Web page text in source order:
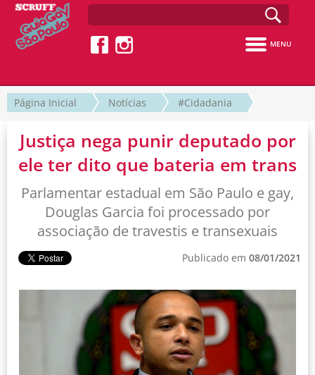
MENU
Página Inicial Notícias #Cidadania
Justiça nega punir deputado por
ele ter dito que bateria em trans
Parlamentar estadual em São Paulo e gay,
Douglas Garcia foi processado por
associação de travestis e transexuais
Publicado em 08/01/2021